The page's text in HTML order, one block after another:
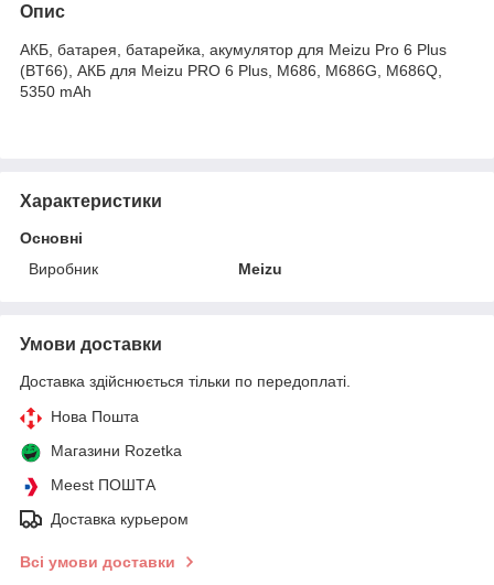
Опис
АКБ, батарея, батарейка, акумулятор для Meizu Pro 6 Plus
(BT66), АКБ для Meizu PRO 6 Plus, M686, M686G, M686Q,
5350 mAh
Характеристики
Основні
Виробник
Meizu
Умови доставки
Доставка здійснюється тільки по передоплаті.
Нова Пошта
Магазини Rozetka
Meest ПОШТА
Доставка курьером
Всі умови доставки